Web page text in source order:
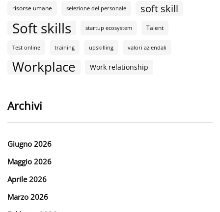
risorse umane selezione del personale soft skill
Soft skills startup ecosystem Talent
Test online training upskilling valori aziendali
Workplace Work relationship
Archivi
Giugno 2026
Maggio 2026
Aprile 2026
Marzo 2026